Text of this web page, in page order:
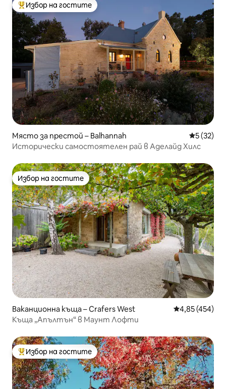
Най-популярен избор на гостите
Избор на гостите
Място за престой – Balhannah Средна
5 (32)
Исторически самостоятелен рай в Аделайд Хилс
Избор на гостите
Избор на гостите
Ваканционна къща – Crafers West Средна
4,85 (454)
Къща „Апълтън“ в Маунт Лофти
Най-популярен избор на гостите
Избор на гостите